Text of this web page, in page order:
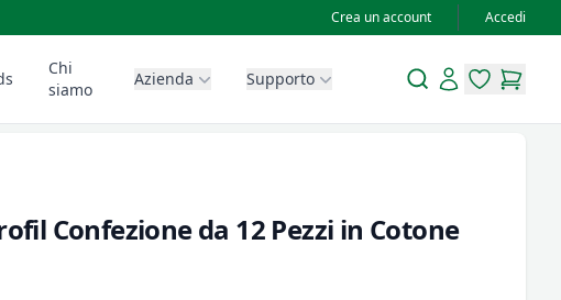
Crea un account Accedi
Chi
siamo
Azienda Supporto SearchAccount
items in
items
Confezione da 12 Pezzi in Cotone